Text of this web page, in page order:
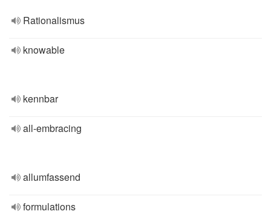
Rationalismus
knowable
kennbar
all-embracing
allumfassend
formulations